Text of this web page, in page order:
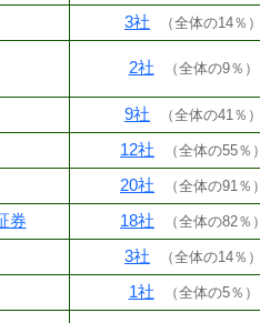
3社 （全体の14％ ）
2社 （全体の9％ ）
9社 （全体の41％ ）
12社 （全体の55％ ）
20社 （全体の91％ ）
券
18社 （全体の82％ ）
3社 （全体の14％ ）
1社 （全体の5％ ）